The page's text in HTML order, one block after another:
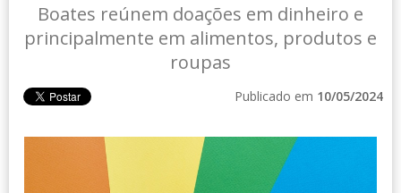
Boates reúnem doações em dinheiro e
principalmente em alimentos, produtos e
roupas
Publicado em 10/05/2024